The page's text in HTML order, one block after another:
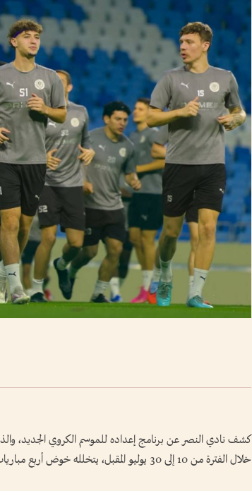
كشف نادي النصر عن برنامج إعداده للموسم الكروي الجديد،
خلال الفترة من 10 إلى 30 يوليو المقبل، يتخلله خوض أربع مباريات ودية.